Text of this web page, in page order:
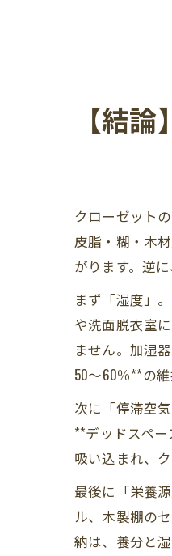
【結
クローゼット
皮脂・糊・木
がります。逆
まず「湿度」
や洗面脱衣室
ません。加湿
50〜60％**の
次に「停滞空
**デッドスペ
吸い込まれ、
最後に「栄養
ル、木製棚の
納は、養分と